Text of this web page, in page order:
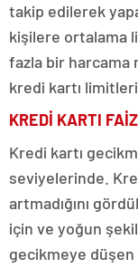
takip edilerek
kişilere ortalama
fazla bir harcama
kredi kartı
KREDİ KARTI
Kredi kartı
seviyelerinde.
artmadığını
için ve yoğun
gecikmeye